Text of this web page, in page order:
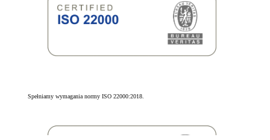
Spełniamy wymagania normy ISO 22000:2018.